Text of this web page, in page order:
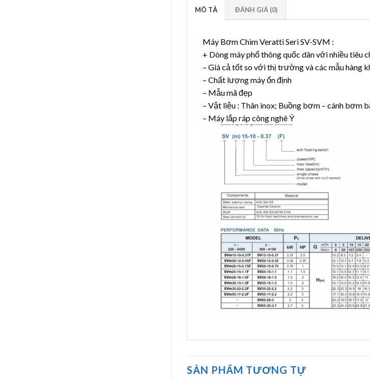
MÔ TẢ ĐÁNH GIÁ (0)
Máy Bơm Chìm Veratti Seri SV-SVM :
+ Dòng máy phổ thông quốc dân với nhiều tiêu
– Giá cả tốt so với thị trường và các mẫu hàng
– Chất lượng máy ổn định
– Mẫu mã đẹp
– Vật liệu : Thân inox; Buồng bơm – cánh bơm
– Máy lắp ráp công nghê Ý
SẢN PHẨM TƯƠNG TỰ